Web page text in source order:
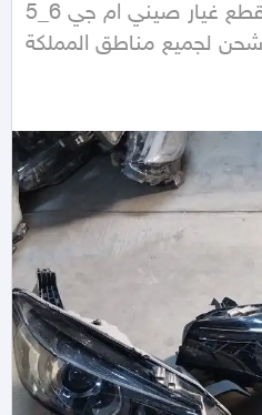
يتوفر لدينا قطع غيار صيني ام جي 6_5_Rx5_Zs
شحن لجميع مناطق المملكة